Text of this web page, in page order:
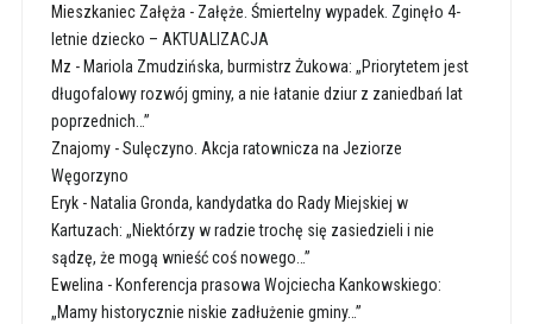
Mieszkaniec Załęża - Załęże. Śmiertelny wypadek. Zginęło 4-
letnie dziecko – AKTUALIZACJA
Mz - Mariola Zmudzińska, burmistrz Żukowa: „Priorytetem jest
długofalowy rozwój gminy, a nie łatanie dziur z zaniedbań lat
poprzednich…”
Znajomy-Sulęczyno. Akcja ratownicza na Jeziorze
Węgorzyno
Eryk- Natalia Gronda, kandydatka do Rady Miejskiej w
Kartuzach: „Niektórzy w radzie trochę się zasiedzieli i nie
sądzę, że mogą wnieść coś nowego…”
Ewelina - Konferencja prasowa Wojciecha Kankowskiego:
„Mamy historycznie niskie zadłużenie gminy…”